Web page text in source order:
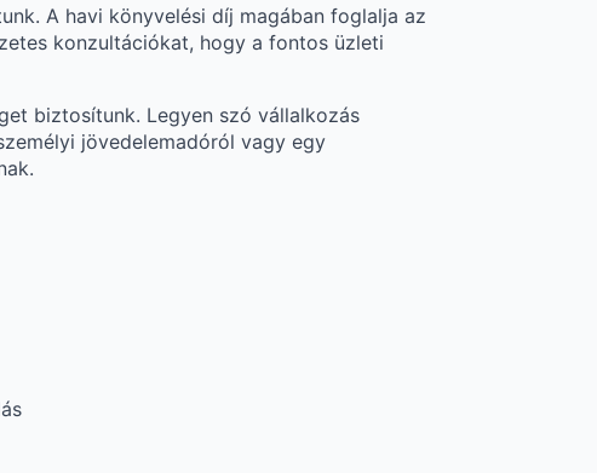
A havi könyvelési díj magában foglalja az
konzultációkat, hogy a fontos üzleti
biztosítunk. Legyen szó vállalkozás
jövedelemadóról vagy egy